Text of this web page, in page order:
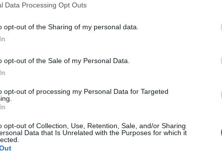
Data Processing Opt Outs
opt-out of the Sharing of my personal data.
opt-out of the Sale of my Personal Data.
opt-out of processing my Personal Data for Targeted
opt-out of Collection, Use, Retention, Sale, and/or Sharing
Data that Is Unrelated with the Purposes for which it